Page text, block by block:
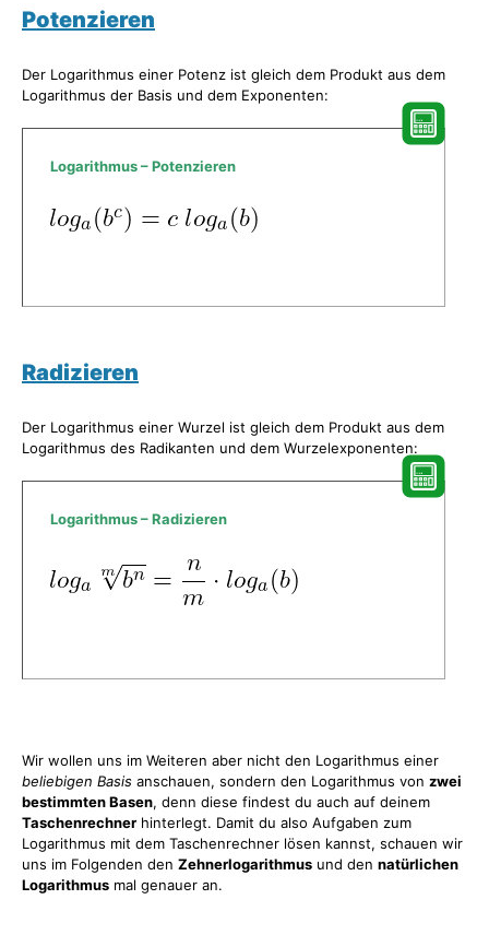
Potenzieren
Der Logarithmus einer Potenz ist gleich dem Produkt aus dem
Logarithmus der Basis und dem Exponenten:
Logarithmus – Potenzieren
Radizieren
Der Logarithmus einer Wurzel ist gleich dem Produkt aus dem
Logarithmus des Radikanten und dem Wurzelexponenten:
Logarithmus – Radizieren
Wir wollen uns im Weiteren aber nicht den Logarithmus einer
beliebigen Basis anschauen, sondern den Logarithmus von zwei
bestimmten Basen, denn diese findest du auch auf deinem
Taschenrechner hinterlegt. Damit du also Aufgaben zum
Logarithmus mit dem Taschenrechner lösen kannst, schauen wir
uns im Folgenden den Zehnerlogarithmus und den natürlichen
Logarithmus mal genauer an.